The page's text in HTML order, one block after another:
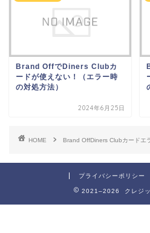
Brand OffでDiners Clubカ
ードが使えない！（エラー時
の対処方法）
2024年6月25日
HOME Brand OffDiners Clubカードエ
プライバシーポリシー
2021–2026 クレジッ